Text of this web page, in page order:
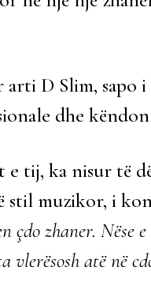
D Slim, sapo
dhe
tij, ka nisur të
stil muzikor, i
çdo zhaner. Nëse
vlerësosh atë në